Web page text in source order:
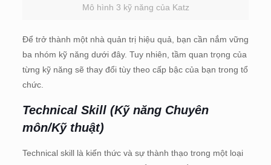
Mô hình 3 kỹ năng của Katz
Để trở thành một nhà quản trị hiệu quả, bạn cần nắm vững
ba nhóm kỹ năng dưới đây. Tuy nhiên, tầm quan trọng của
từng kỹ năng sẽ thay đổi tùy theo cấp bậc của bạn trong tổ
chức.
Technical Skill (Kỹ năng Chuyên
môn/Kỹ thuật)
Technical skill là kiến thức và sự thành thạo trong một loại